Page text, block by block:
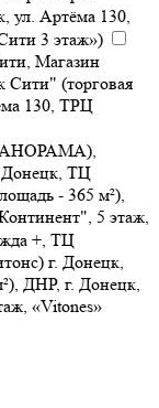
ул. Артёма 130,
3 этаж»)
Магазин
Сити" (торговая
130, ТРЦ
Донецк, ТЦ
- 365 м²),
5 этаж,
+, ТЦ
г. Донецк,
ДНР, г. Донецк,
«Vitones»